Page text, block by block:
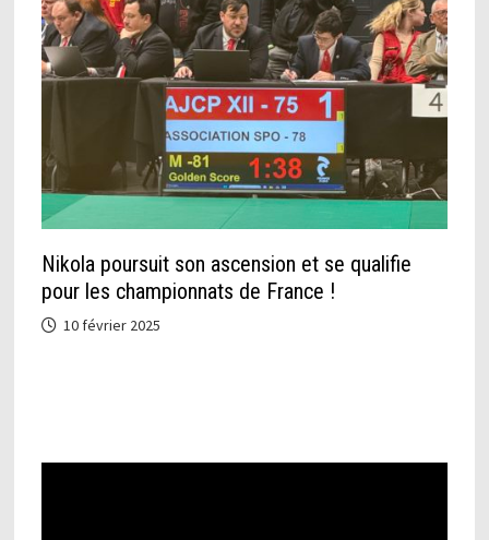
Nikola poursuit son ascension et se qualifie
pour les championnats de France !
10 février 2025